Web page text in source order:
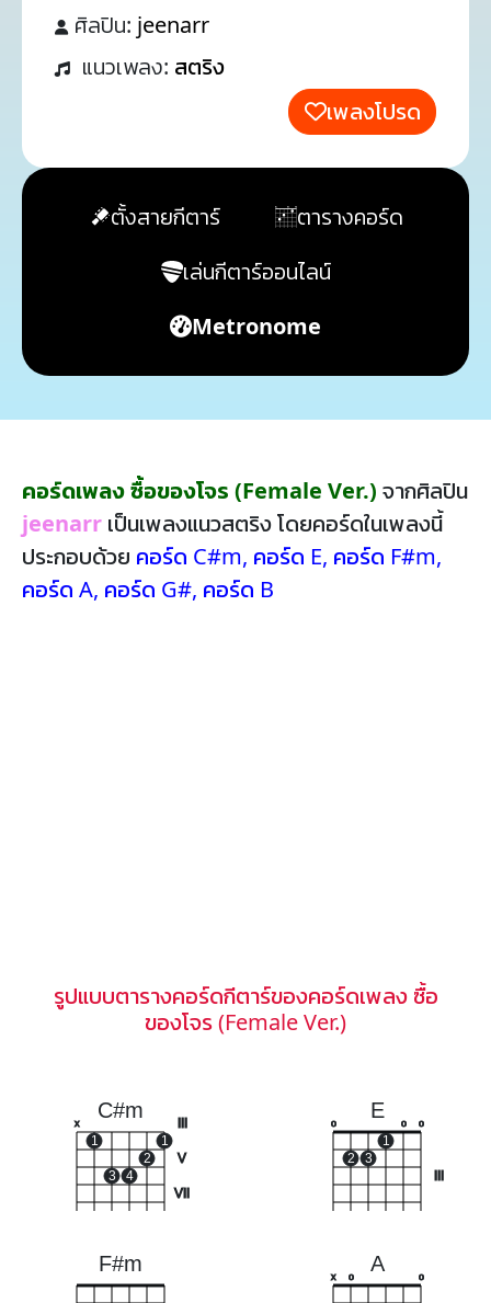
ศิลปิน: jeenarr
แนวเพลง: สตริง
เพลงโปรด
ตั้งสายกีตาร์
ตารางคอร์ด
เล่นกีตาร์ออนไลน์
Metronome
คอร์ดเพลง ซื้อของโจร (Female Ver.) จากศิลปิน
jeenarr เป็นเพลงแนวสตริง โดยคอร์ดในเพลงนี้
ประกอบด้วย คอร์ด C#m, คอร์ด E, คอร์ด F#m,
คอร์ด A, คอร์ด G#, คอร์ด B
รูปแบบตารางคอร์ดกีตาร์ของคอร์ดเพลง ซื้อ
ของโจร (Female Ver.)
C#m
V
VII
x
1
3 4
2
1
E
o
2 3
1
o o
F#m A
x o o